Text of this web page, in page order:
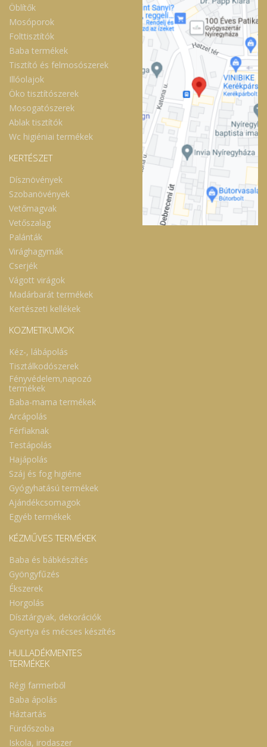
Öblítők
Mosóporok
Folttisztítók
Baba termékek
Tisztító és felmosószerek
Illóolajok
Öko tisztítószerek
Mosogatószerek
Ablak tisztítók
Wc higiéniai termékek
KERTÉSZET
Dísznövények
Szobanövények
Vetőmagvak
Vetőszalag
Palánták
Virághagymák
Cserjék
Vágott virágok
Madárbarát termékek
Kertészeti kellékek
KOZMETIKUMOK
Kéz-, lábápolás
Tisztálkodószerek
Fényvédelem,napozó
termékek
Baba-mama termékek
Arcápolás
Férfiaknak
Testápolás
Hajápolás
Száj és fog higiéne
Gyógyhatású termékek
Ajándékcsomagok
Egyéb termékek
KÉZMŰVES TERMÉKEK
Baba és bábkészítés
Gyöngyfűzés
Ékszerek
Horgolás
Dísztárgyak, dekorációk
Gyertya és mécses készítés
HULLADÉKMENTES
TERMÉKEK
Régi farmerből
Baba ápolás
Háztartás
Fürdőszoba
Iskola, irodaszer